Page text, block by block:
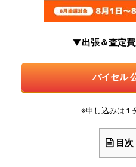
▼出張＆査定
バイセル
※申し込みは１
目次